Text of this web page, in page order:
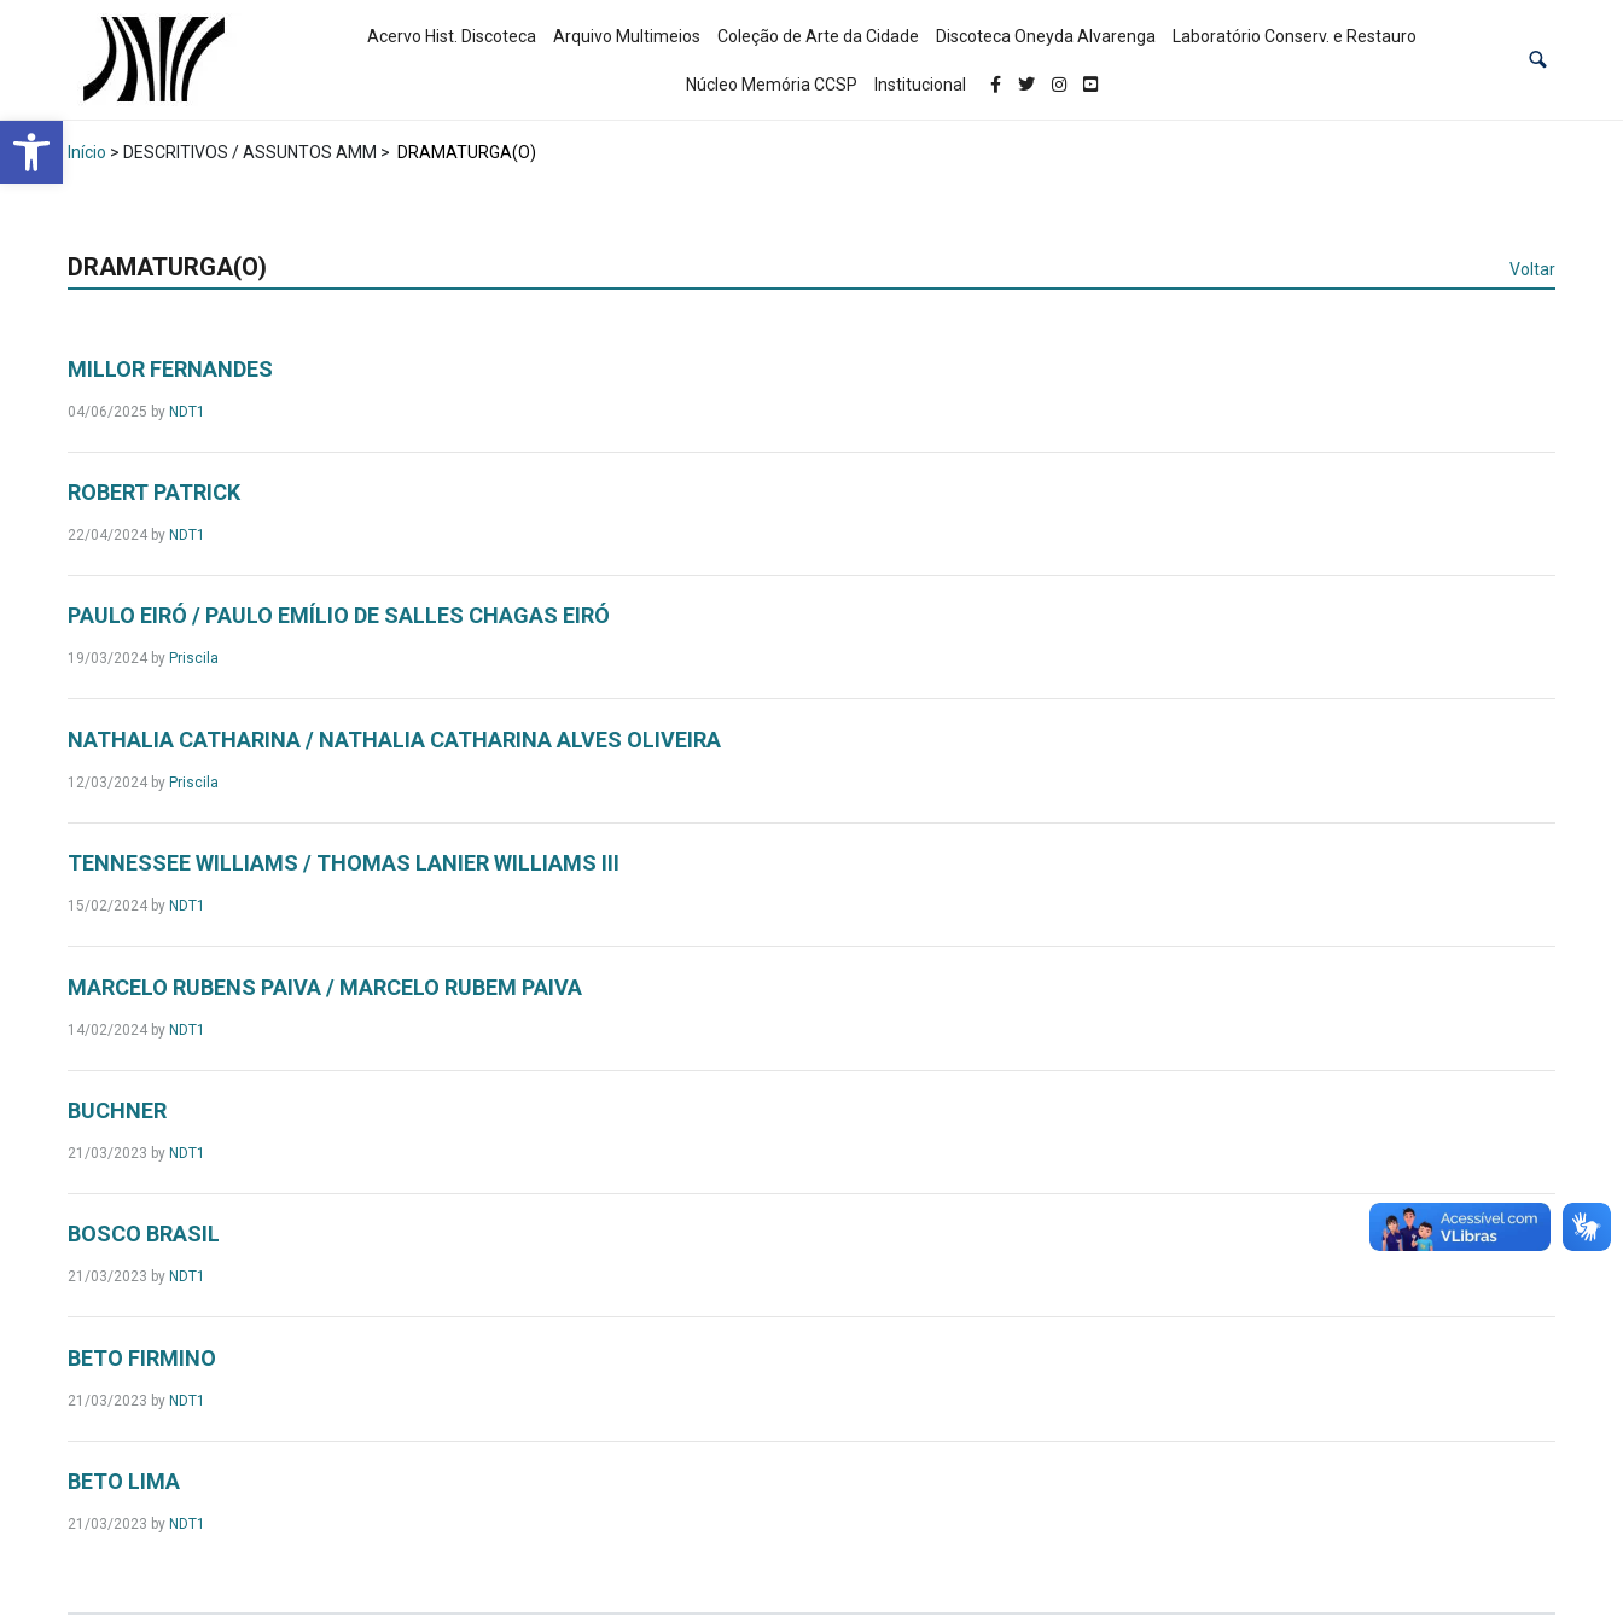
Abrir a barra de ferramentas
Acervo Hist. Discoteca Arquivo Multimeios Coleção de Arte da Cidade Discoteca Oneyda Alvarenga Laboratório Conserv. e Restauro
Núcleo Memória CCSP Institucional
Início > DESCRITIVOS / ASSUNTOS AMM > DRAMATURGA(O)
DRAMATURGA(O) Voltar
MILLOR FERNANDES
04/06/2025 by NDT1
ROBERT PATRICK
22/04/2024 by NDT1
PAULO EIRÓ / PAULO EMÍLIO DE SALLES CHAGAS EIRÓ
19/03/2024 by Priscila
NATHALIA CATHARINA / NATHALIA CATHARINA ALVES OLIVEIRA
12/03/2024 by Priscila
TENNESSEE WILLIAMS / THOMAS LANIER WILLIAMS III
15/02/2024 by NDT1
MARCELO RUBENS PAIVA / MARCELO RUBEM PAIVA
14/02/2024 by NDT1
BUCHNER
21/03/2023 by NDT1
BOSCO BRASIL
21/03/2023 by NDT1
BETO FIRMINO
21/03/2023 by NDT1
BETO LIMA
21/03/2023 by NDT1